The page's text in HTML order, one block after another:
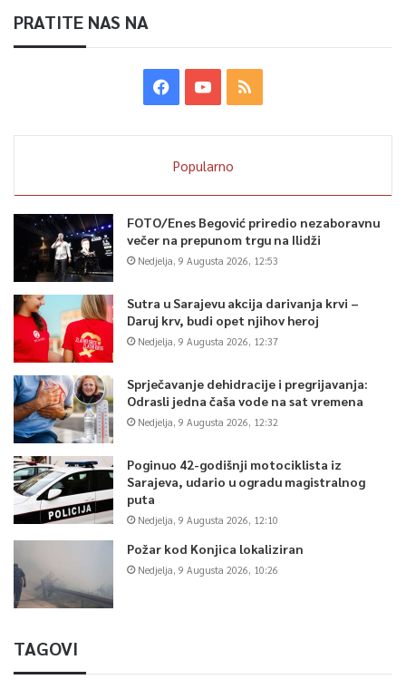
PRATITE NAS NA
Popularno
FOTO/Enes Begović priredio nezaboravnu
večer na prepunom trgu na Ilidži
Nedjelja, 9 Augusta 2026, 12:53
Sutra u Sarajevu akcija darivanja krvi –
Daruj krv, budi opet njihov heroj
Nedjelja, 9 Augusta 2026, 12:37
Sprječavanje dehidracije i pregrijavanja:
Odrasli jedna čaša vode na sat vremena
Nedjelja, 9 Augusta 2026, 12:32
Poginuo 42-godišnji motociklista iz
Sarajeva, udario u ogradu magistralnog
puta
Nedjelja, 9 Augusta 2026, 12:10
Požar kod Konjica lokaliziran
Nedjelja, 9 Augusta 2026, 10:26
TAGOVI